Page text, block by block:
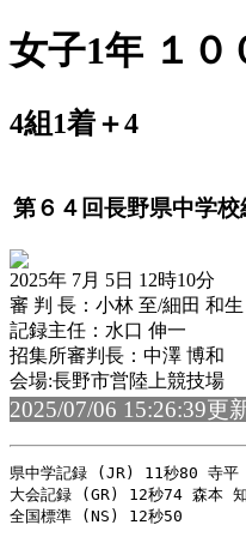
女子1年 １０
4組1着＋4
第６４回長野県中学
2025年 7月 5日 12時10分
審 判 長：小林 至/細田 和生
記録主任：水口 伸一
招集所審判長：中澤 博和
会場:長野市営陸上競技場
2025/07/06 15:26:39更
県中学記録 (JR) 11秒80 寺平
大会記録 (GR) 12秒74 森本